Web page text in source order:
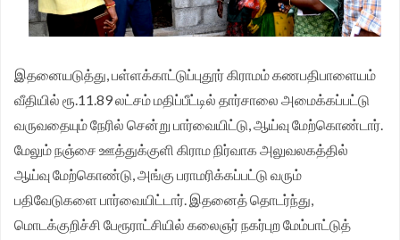
இதனையடுத்து, பள்ளக்காட்டுப்புதூர் கிராமம் கணபதிபாளையம்
வீதியில் ரூ.11.89 லட்சம் மதிப்பீட்டில் தார்சாலை அமைக்கப்பட்டு
வருவதையும் நேரில் சென்று பார்வையிட்டு, ஆய்வு மேற்கொண்டார்.
மேலும் நஞ்சை ஊத்துக்குளி கிராம நிர்வாக அலுவலகத்தில்
ஆய்வு மேற்கொண்டு, அங்கு பராமரிக்கப்பட்டு வரும்
பதிவேடுகளை பார்வையிட்டார். இதனைத் தொடர்ந்து,
மொடக்குறிச்சி பேரூராட்சியில் கலைஞர் நகர்புற மேம்பாட்டுத்